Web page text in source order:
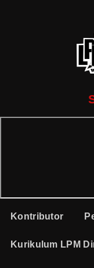
Kontributor
Kurikulum LPM